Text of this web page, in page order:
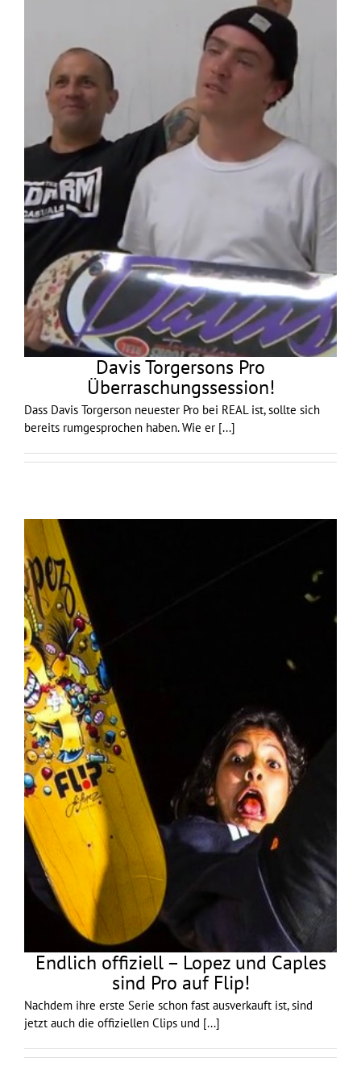
Davis Torgersons Pro
Überraschungssession!
Dass Davis Torgerson neuester Pro bei REAL ist, sollte sich
bereits rumgesprochen haben. Wie er [...]
Endlich offiziell – Lopez und Caples
sind Pro auf Flip!
Nachdem ihre erste Serie schon fast ausverkauft ist, sind
jetzt auch die offiziellen Clips und [...]